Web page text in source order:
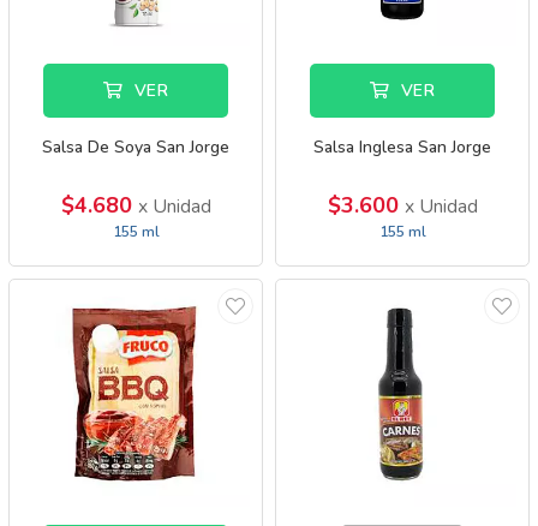
VER
Salsa De Soya San Jorge
$4.680 x Unidad
155 ml
VER
Salsa Inglesa San Jorge
$3.600 x Unidad
155 ml